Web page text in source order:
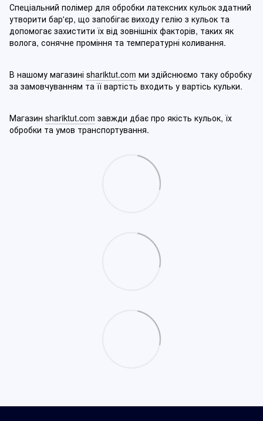
Спеціальний полімер для обробки латексних кульок здатний
утворити бар'єр, що запобігає виходу гелію з кульок та
допомогає захистити їх від зовнішніх факторів, таких як
волога, сонячне проміння та температурні коливання.
В нашому магазині shariktut.com ми здійснюємо таку обробку
за замовчуванням та її вартість входить у вартісь кульки.
Магазин shariktut.com завжди дбає про якість кульок, їх
обробки та умов транспортування.